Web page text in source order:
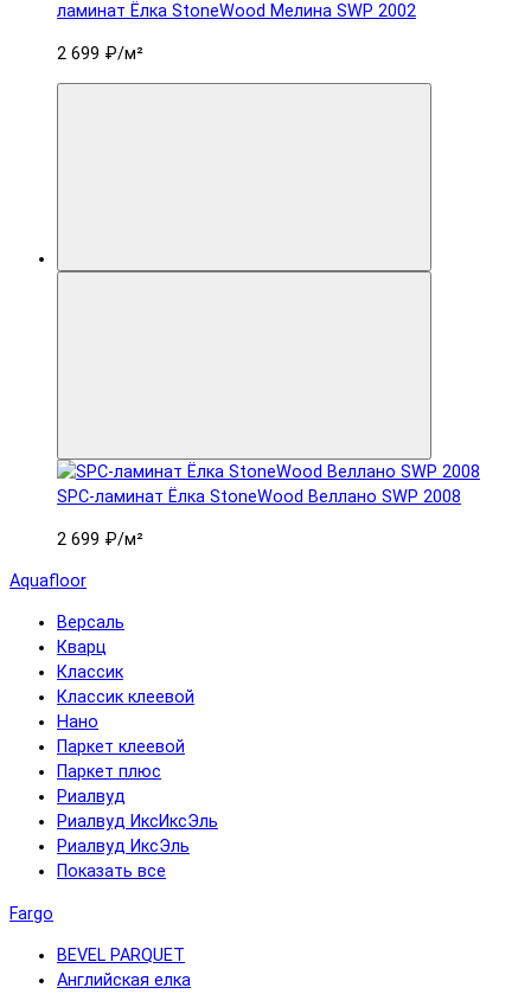
ламинат Ëлка StoneWood Мелина SWP 2002
2 699 ₽/м²
SPC-ламинат Ëлка StoneWood Веллано SWP 2008
2 699 ₽/м²
Aquafloor
Версаль
Кварц
Классик
Классик клеевой
Нано
Паркет клеевой
Паркет плюс
Риалвуд
Риалвуд ИксИксЭль
Риалвуд ИксЭль
Показать все
Fargo
BEVEL PARQUET
Английская елка